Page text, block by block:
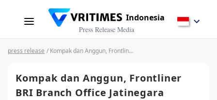
Indonesia
Press Release Media
press release / Kompak dan Anggun, Frontliner BRI Branch Office Jatinegara Kenakan Pakaian Nasional di Hari Kartini
Kompak dan Anggun, Frontliner
BRI Branch Office Jatinegara